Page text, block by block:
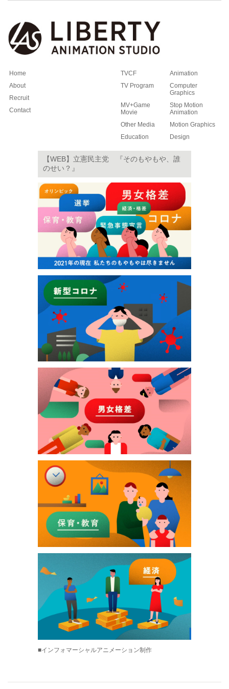
Home
About
Recruit
Contact
TVCF
Animation
TV Program
Computer
Graphics
MV+Game
Movie
Stop Motion
Animation
Other Media
Motion Graphics
Education
Design
【WEB】立憲民主党 『そのもやもや、誰
のせい？』
■インフォマーシャルアニメーション制作